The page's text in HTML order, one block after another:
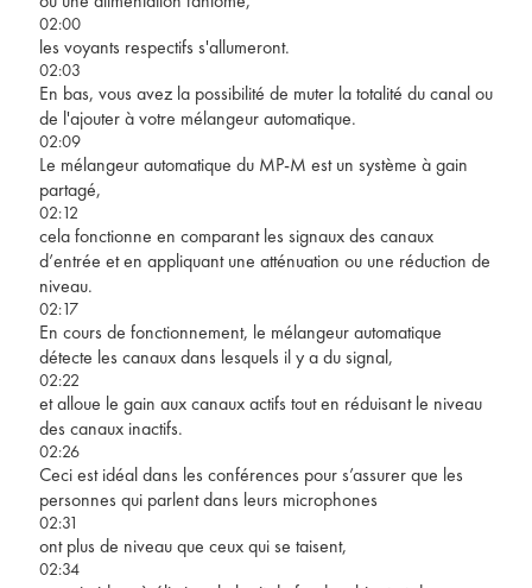
02:00
les voyants respectifs s'allumeront.
02:03
En bas, vous avez la possibilité de muter la totalité du canal ou
de l'ajouter à votre mélangeur automatique.
02:09
Le mélangeur automatique du MP-M est un système à gain
partagé,
02:12
cela fonctionne en comparant les signaux des canaux
d’entrée et en appliquant une atténuation ou une réduction de
niveau.
02:17
En cours de fonctionnement, le mélangeur automatique
détecte les canaux dans lesquels il y a du signal,
02:22
et alloue le gain aux canaux actifs tout en réduisant le niveau
des canaux inactifs.
02:26
Ceci est idéal dans les conférences pour s’assurer que les
personnes qui parlent dans leurs microphones
02:31
ont plus de niveau que ceux qui se taisent,
02:34